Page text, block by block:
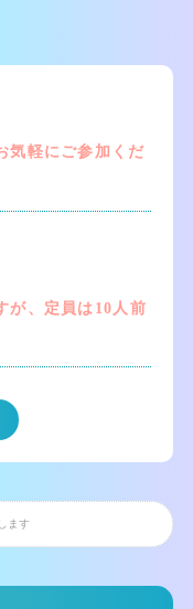
気軽にご参加くだ
が、定員は10人前